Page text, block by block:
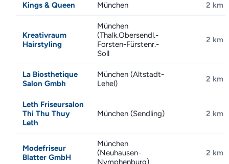
Kings & Queen München 2 km
Kreativraum
Hairstyling
München
(Thalk.Obersendl.-
Forsten-Fürstenr.-
Soll
2 km
La Biosthetique
Salon Gmbh
München (Altstadt-
Lehel)
2 km
Leth Friseursalon
Thi Thu Thuy
Leth
München (Sendling) 2 km
Modefriseur
Blatter GmbH
München
(Neuhausen-
Nymphenburg)
2 km